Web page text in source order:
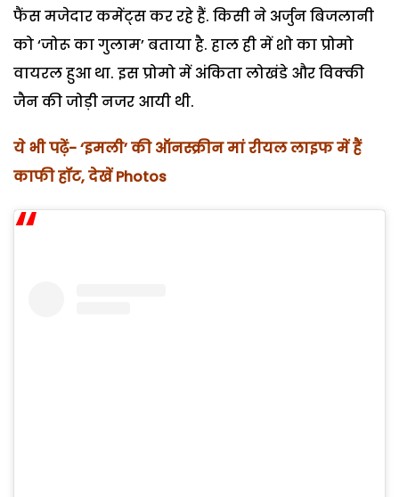
फैंस मजेदार कमेंट्स कर रहे हैं. किसी ने अर्जुन बिजलानी
को ‘जोरू का गुलाम’ बताया है. हाल ही में शो का प्रोमो
वायरल हुआ था. इस प्रोमो में अंकिता लोखंडे और विक्की
जैन की जोड़ी नजर आयी थी.
ये भी पढ़ें- ‘इमली’ की ऑनस्क्रीन मां रीयल लाइफ में हैं
काफी हॉट, देखें Photos